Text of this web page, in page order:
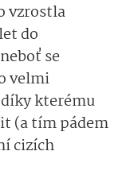
vzrostla
do
se
velmi
kterému
(a tím pádem
cizích